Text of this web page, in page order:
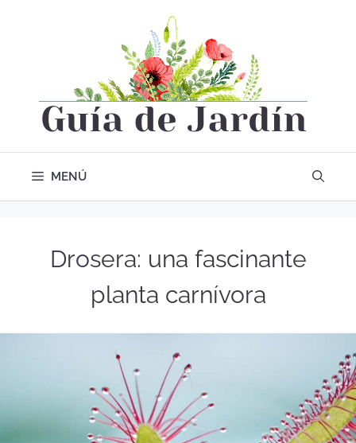
MENÚ
Drosera: una fascinante
planta carnívora